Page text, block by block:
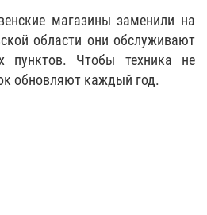
магазины заменили на
области они обслуживают
пунктов. Чтобы техника не
обновляют каждый год.